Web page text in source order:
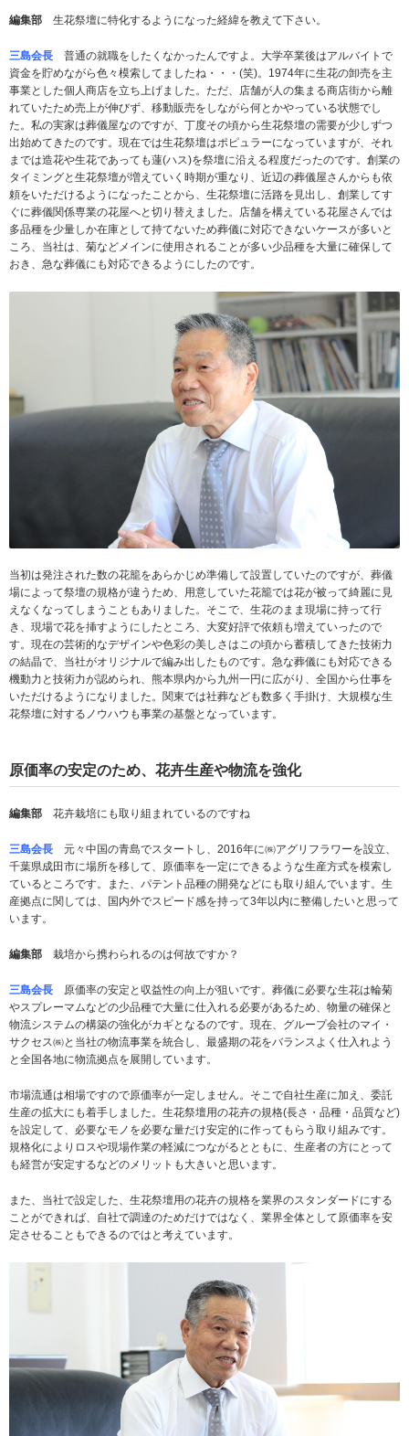
編集部 生花祭壇に特化するようになった経緯を教えて下さい。
三島会長 普通の就職をしたくなかったんですよ。大学卒業後はアルバイトで
資金を貯めながら色々模索してましたね・・・(笑)。1974年に生花の卸売を主
事業とした個人商店を立ち上げました。ただ、店舗が人の集まる商店街から離
れていたため売上が伸びず、移動販売をしながら何とかやっている状態でし
た。私の実家は葬儀屋なのですが、丁度その頃から生花祭壇の需要が少しずつ
出始めてきたのです。現在では生花祭壇はポピュラーになっていますが、それ
までは造花や生花であっても蓮(ハス)を祭壇に沿える程度だったのです。創業の
タイミングと生花祭壇が増えていく時期が重なり、近辺の葬儀屋さんからも依
頼をいただけるようになったことから、生花祭壇に活路を見出し、創業してす
ぐに葬儀関係専業の花屋へと切り替えました。店舗を構えている花屋さんでは
多品種を少量しか在庫として持てないため葬儀に対応できないケースが多いと
ころ、当社は、菊などメインに使用されることが多い少品種を大量に確保して
おき、急な葬儀にも対応できるようにしたのです。
当初は発注された数の花籠をあらかじめ準備して設置していたのですが、葬儀
場によって祭壇の規格が違うため、用意していた花籠では花が被って綺麗に見
えなくなってしまうこともありました。そこで、生花のまま現場に持って行
き、現場で花を挿すようにしたところ、大変好評で依頼も増えていったので
す。現在の芸術的なデザインや色彩の美しさはこの頃から蓄積してきた技術力
の結晶で、当社がオリジナルで編み出したものです。急な葬儀にも対応できる
機動力と技術力が認められ、熊本県内から九州一円に広がり、全国から仕事を
いただけるようになりました。関東では社葬なども数多く手掛け、大規模な生
花祭壇に対するノウハウも事業の基盤となっています。
原価率の安定のため、花卉生産や物流を強化
編集部 花卉栽培にも取り組まれているのですね
三島会長 元々中国の青島でスタートし、2016年に㈱アグリフラワーを設立、
千葉県成田市に場所を移して、原価率を一定にできるような生産方式を模索し
ているところです。また、パテント品種の開発などにも取り組んでいます。生
産拠点に関しては、国内外でスピード感を持って3年以内に整備したいと思って
います。
編集部 栽培から携わられるのは何故ですか？
三島会長 原価率の安定と収益性の向上が狙いです。葬儀に必要な生花は輪菊
やスプレーマムなどの少品種で大量に仕入れる必要があるため、物量の確保と
物流システムの構築の強化がカギとなるのです。現在、グループ会社のマイ・
サクセス㈱と当社の物流事業を統合し、最盛期の花をバランスよく仕入れよう
と全国各地に物流拠点を展開しています。
市場流通は相場ですので原価率が一定しません。そこで自社生産に加え、委託
生産の拡大にも着手しました。生花祭壇用の花卉の規格(長さ・品種・品質など)
を設定して、必要なモノを必要な量だけ安定的に作ってもらう取り組みです。
規格化によりロスや現場作業の軽減につながるとともに、生産者の方にとって
も経営が安定するなどのメリットも大きいと思います。
また、当社で設定した、生花祭壇用の花卉の規格を業界のスタンダードにする
ことができれば、自社で調達のためだけではなく、業界全体として原価率を安
定させることもできるのではと考えています。